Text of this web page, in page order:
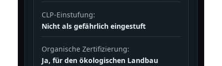
CLP-Einstufung:
Nicht als gefährlich eingestuft
Organische Zertifizierung:
Ja, für den ökologischen Landbau